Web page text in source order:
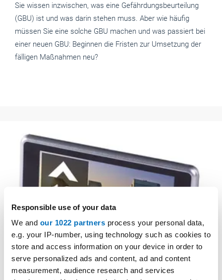
Responsible use of your data
We and our 1022 partners process your personal data,
e.g. your IP-number, using technology such as cookies to
store and access information on your device in order to
serve personalized ads and content, ad and content
measurement, audience research and services
Sie wissen inzwischen, was eine Gefährdungsbeurteilung
(GBU) ist und was darin stehen muss. Aber wie häufig
müssen Sie eine solche GBU machen und was passiert bei
einer neuen GBU: Beginnen die Fristen zur Umsetzung der
fälligen Maßnahmen neu?